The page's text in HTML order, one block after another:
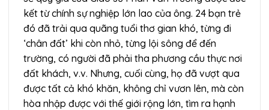
kết từ chính sự nghiệp lớn lao của ông. 24 bạn trẻ
đó đã trải qua quãng tuổi thơ gian khó, từng đi
‘chân đất’ khi còn nhỏ, từng lội sông để đến
trường, có người đã phải tha phương cầu thực nơi
đất khách, v.v. Nhưng, cuối cùng, họ đã vượt qua
được tất cả khó khăn, không chỉ vươn lên, mà còn
hòa nhập được với thế giới rộng lớn, tìm ra hạnh